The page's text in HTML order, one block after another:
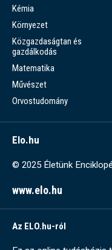
Kémia
Környezet
Közgazdaságtan és
gazdálkodás
Matematika
Művészet
Orvostudomány
Elo.hu
© 2025 Életünk
www.elo.hu
Az ELO.hu-ról